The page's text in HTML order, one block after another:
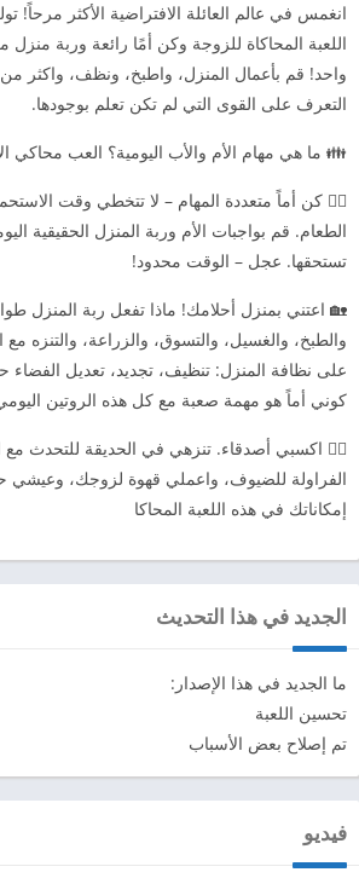
انغمس في عالم العائلة الافتراضية الأكثر مرحاً!
اللعبة المحاكاة للزوجة وكن أمًا رائعة وربة
واحد! قم بأعمال المنزل، واطبخ، ونظف، واكثر من
التعرف على القوى التي لم تكن تعلم بوجودها.
👪 ما هي مهام الأم والأب اليومية؟ العب محاكي
🦸‍♀️ كن أماً متعددة المهام – لا تتخطي وقت
الطعام. قم بواجبات الأم وربة المنزل الحقيقية
تستحقها. عجل – الوقت محدود!
🏡 اعتني بمنزل أحلامك! ماذا تفعل ربة المنزل
والطبخ، والغسيل، والتسوق، والزراعة، والتنزه مع
على نظافة المنزل: تنظيف، تجديد، تعديل الفضاء
كوني أماً هو مهمة صعبة مع كل هذه الروتين
🙋‍♀️ اكسبي أصدقاء. تنزهي في الحديقة للتحدث
الفراولة للضيوف، واعملي قهوة لزوجك، وعيشي
إمكاناتك في هذه اللعبة المحاكا
الجديد في هذا التحديث
ما الجديد في هذا الإصدار:
تحسين اللعبة
تم إصلاح بعض الأسباب
فيديو